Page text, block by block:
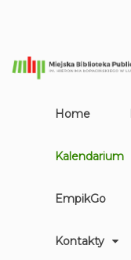
Home
Kalendarium
EmpikGo
Kontakty